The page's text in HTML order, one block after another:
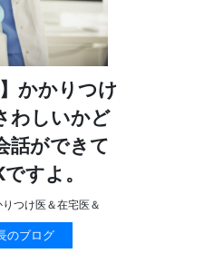
かかりつけ
わしいかど
話ができて
すよ。
つけ医＆在宅医＆
のブログ